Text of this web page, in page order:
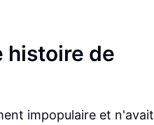
histoire de
impopulaire et n'avait